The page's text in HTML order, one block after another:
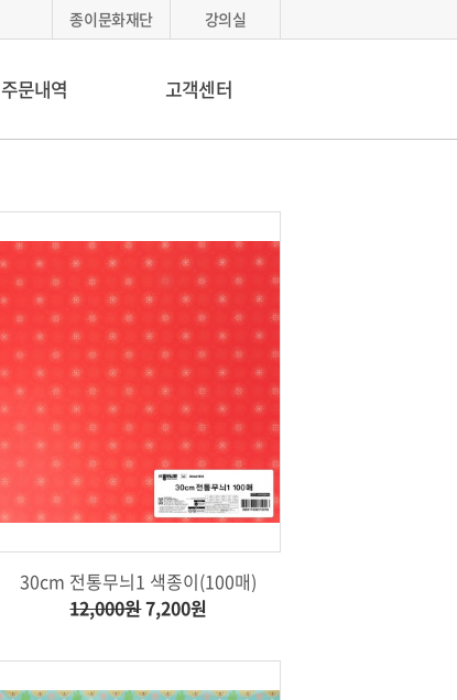
종이문화재단 강의실
주문내역 고객센터
30cm 전통무늬1 색종이(100매)
12,000원7,200원